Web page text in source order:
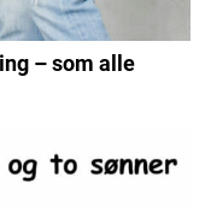
– som alle